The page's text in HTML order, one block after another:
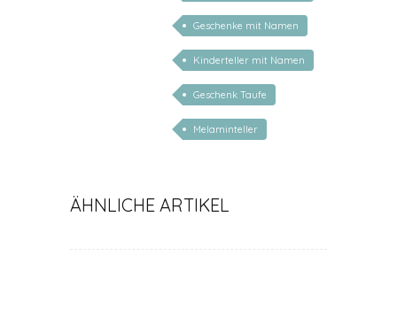
personalisiert kinder
Geschenke mit Namen
Kinderteller mit Namen
personalisiert
Geschenk Taufe
Melaminteller
ÄHNLICHE ARTIKEL